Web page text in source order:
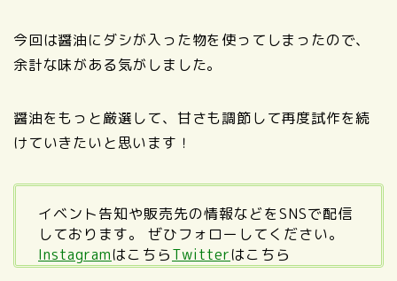
今回は醤油にダシが入った物を使ってしまったので、
余計な味がある気がしました。
醤油をもっと厳選して、甘さも調節して再度試作を続
けていきたいと思います！
イベント告知や販売先の情報などをSNSで配信
しております。 ぜひフォローしてください。
InstagramはこちらTwitterはこちら